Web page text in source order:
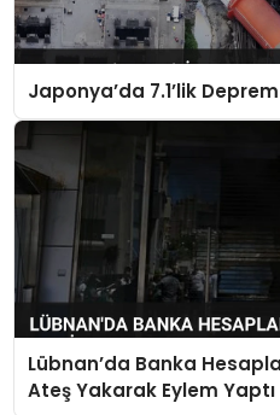
Japonya’da 7.1’lik
Lübnan’da Banka
Ateş Yakarak Eylem Yaptı